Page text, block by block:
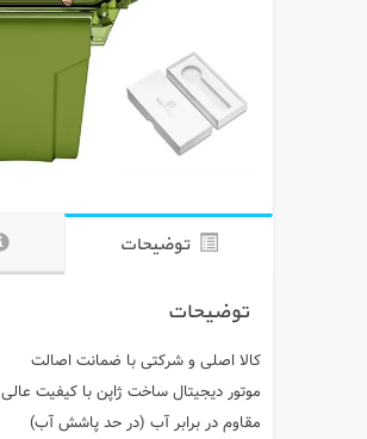
توضیحات
توضیحات
کالا اصلی و شرکتی با ضمانت اصالت
موتور دیجیتال ساخت ژاپن با کیفیت عالی
مقاوم در برابر آب (در حد پاشش آب)